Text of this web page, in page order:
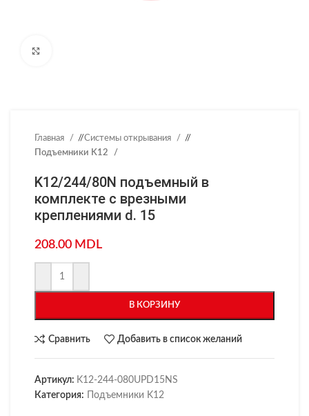
Главная / Системы открывания
/
Подъемники K12
K12/244/80N подъемный в
комплекте с врезными
креплениями d. 15
208.00 MDL
В КОРЗИНУ
Сравнить Добавить в список желаний
Артикул: K12-244-080UPD15NS
Категория:
Подъемники K12